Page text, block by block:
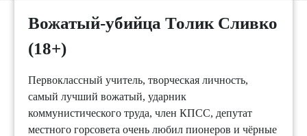
Вожатый-убийца Толик Сливко
(18+)
Первоклассный учитель, творческая личность,
самый лучший вожатый, ударник
коммунистического труда, член КПСС, депутат
местного горсовета очень любил пионеров и чёрные